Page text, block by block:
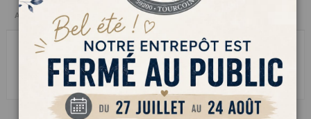
Avis clients
72% Acrylique 16%Polyester 12% Laine. Pelote de 25 g pour 150
Luminance est un fil à tricoter en double ou avec un autre fil. Pour
donner de l'éclat à vos tricots.